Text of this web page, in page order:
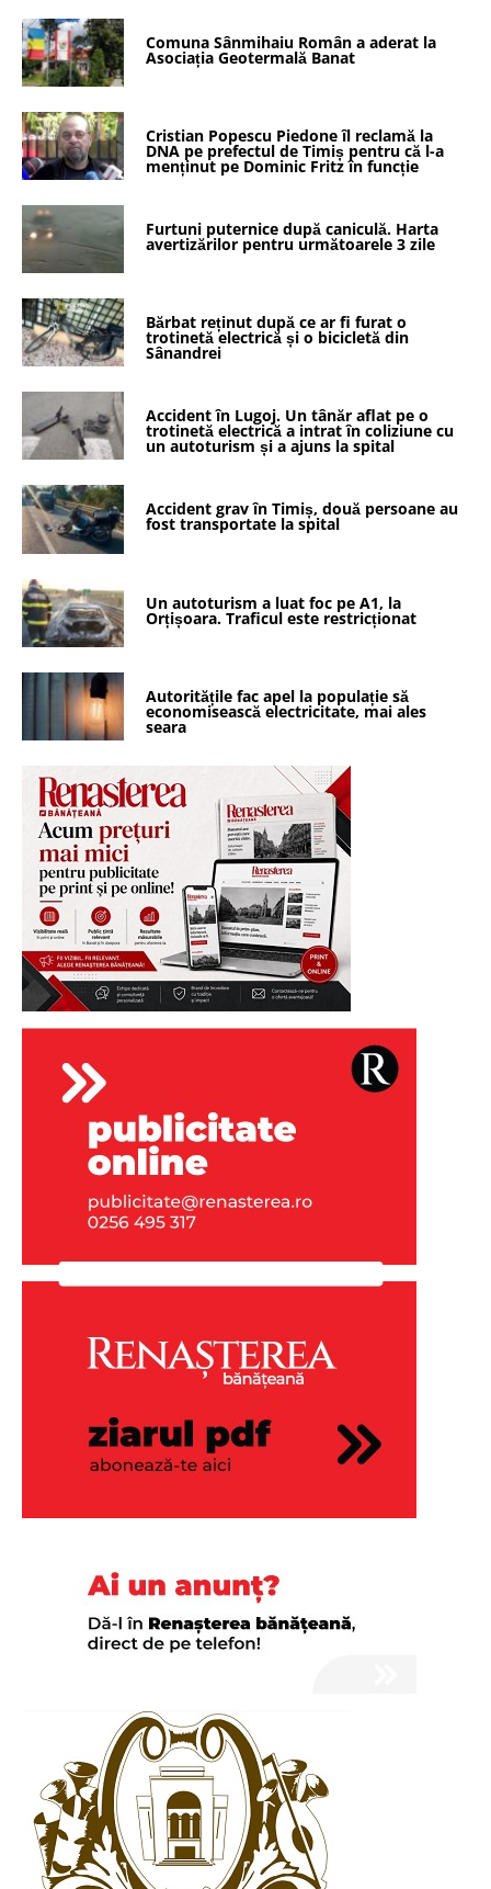
Comuna Sânmihaiu Român a aderat la
Asociația Geotermală Banat
Cristian Popescu Piedone îl reclamă la
DNA pe prefectul de Timiș pentru că l-a
menținut pe Dominic Fritz în funcție
Furtuni puternice după caniculă. Harta
avertizărilor pentru următoarele 3 zile
Bărbat reținut după ce ar fi furat o
trotinetă electrică și o bicicletă din
Sânandrei
Accident în Lugoj. Un tânăr aflat pe o
trotinetă electrică a intrat în coliziune cu
un autoturism și a ajuns la spital
Accident grav în Timiș, două persoane au
fost transportate la spital
Un autoturism a luat foc pe A1, la
Orțișoara. Traficul este restricționat
Autoritățile fac apel la populație să
economisească electricitate, mai ales
seara